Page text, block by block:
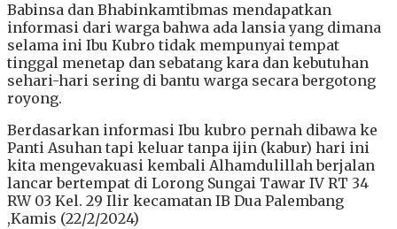
Babinsa dan Bhabinkamtibmas mendapatkan
informasi dari warga bahwa ada lansia yang dimana
selama ini Ibu Kubro tidak mempunyai tempat
tinggal menetap dan sebatang kara dan kebutuhan
sehari-hari sering di bantu warga secara bergotong
royong.
Berdasarkan informasi Ibu kubro pernah dibawa ke
Panti Asuhan tapi keluar tanpa ijin (kabur) hari ini
kita mengevakuasi kembali Alhamdulillah berjalan
lancar bertempat di Lorong Sungai Tawar IV RT 34
RW 03 Kel. 29 Ilir kecamatan IB Dua Palembang
,Kamis (22/2/2024)